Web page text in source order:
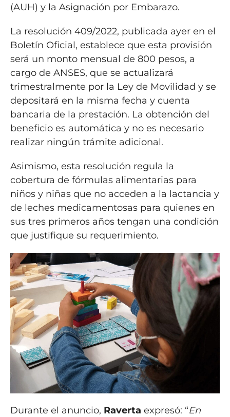
(AUH) y la Asignación por Embarazo.
La resolución 409/2022, publicada ayer en el
Boletín Oficial, establece que esta provisión
será un monto mensual de 800 pesos, a
cargo de ANSES, que se actualizará
trimestralmente por la Ley de Movilidad y se
depositará en la misma fecha y cuenta
bancaria de la prestación. La obtención del
beneficio es automática y no es necesario
realizar ningún trámite adicional.
Asimismo, esta resolución regula la
cobertura de fórmulas alimentarias para
niños y niñas que no acceden a la lactancia y
de leches medicamentosas para quienes en
sus tres primeros años tengan una condición
que justifique su requerimiento.
Durante el anuncio, Raverta expresó: “En